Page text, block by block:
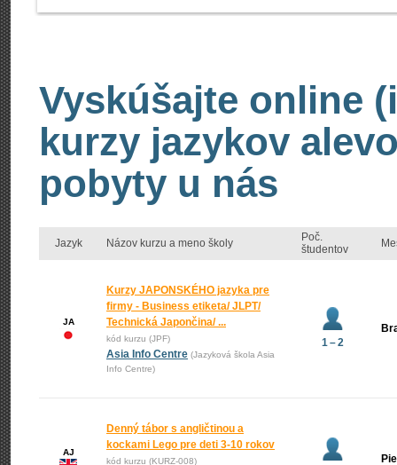
Vyskúšajte online
kurzy jazykov
pobyty u nás
Jazyk Názov kurzu a meno školy
Poč.
študentov
JA
Kurzy JAPONSKÉHO jazyka pre
firmy - Business etiketa/ JLPT/
Technická Japončina/ ...
kód kurzu (JPF)
Asia Info Centre (Jazyková škola Asia
Info Centre)
1 – 2
AJ
Denný tábor s angličtinou a
kockami Lego pre deti 3-10 rokov
kód kurzu (KURZ-008)